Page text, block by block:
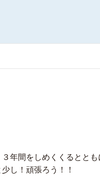
年間をしめくくるととも
し！頑張ろう！！